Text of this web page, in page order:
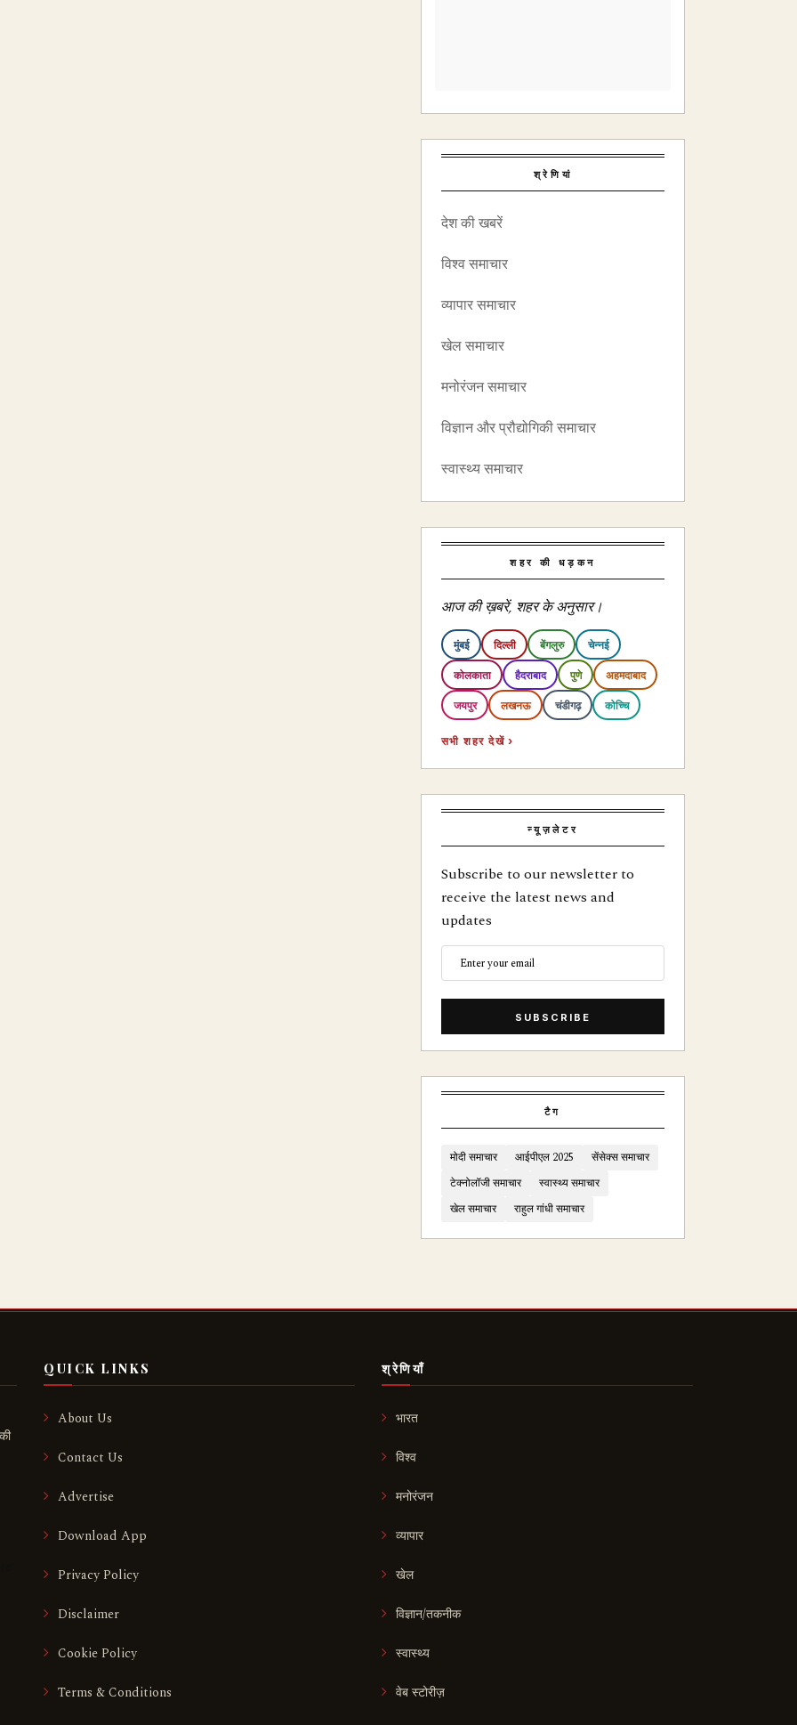
श्रेणियां
देश की खबरें
विश्व समाचार
व्यापार समाचार
खेल समाचार
मनोरंजन समाचार
विज्ञान और प्रौद्योगिकी समाचार
स्वास्थ्य समाचार
शहर की धड़कन
आज की ख़बरें, शहर के अनुसार।
मुंबई दिल्ली बेंगलुरु चेन्नई
कोलकाता हैदराबाद पुणे अहमदाबाद
जयपुर लखनऊ चंडीगढ़ कोच्चि
सभी शहर देखें ›
न्यूज़लेटर
Subscribe to our newsletter to
receive the latest news and
updates
SUBSCRIBE
टैग
मोदी समाचार आईपीएल 2025
सेंसेक्स समाचार
टेक्नोलॉजी समाचार
स्वास्थ्य समाचार
खेल समाचार
राहुल गांधी समाचार
QUICK LINKS
About Us
Contact Us
Advertise
Download App
Privacy Policy
Disclaimer
Cookie Policy
Terms & Conditions
श्रेणियाँ
भारत
विश्व
मनोरंजन
व्यापार
खेल
विज्ञान/तकनीक
स्वास्थ्य
वेब स्टोरीज़